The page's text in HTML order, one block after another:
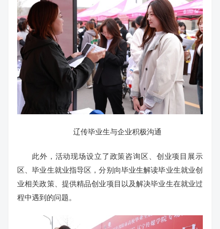
辽传毕业生与企业积极沟通
此外，活动现场设立了政策咨询区、创业项目展示
区、毕业生就业指导区，分别向毕业生解读毕业生就业创
业相关政策、提供精品创业项目以及解决毕业生在就业过
程中遇到的问题。